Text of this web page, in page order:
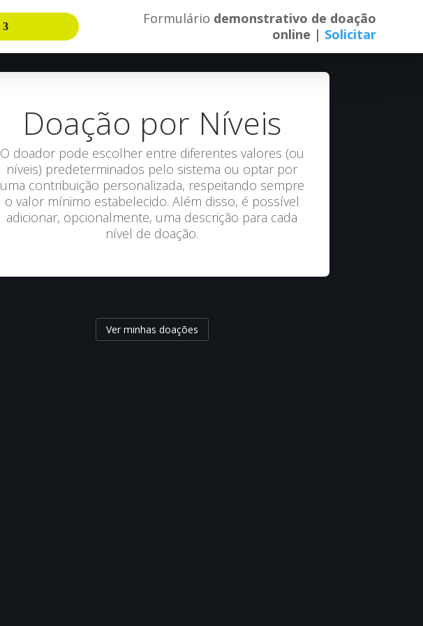
Formulário demonstrativo de doação
online | Solicitar
Doação por Níveis
O doador pode escolher entre diferentes valores (ou
níveis) predeterminados pelo sistema ou optar por
uma contribuição personalizada, respeitando sempre
o valor mínimo estabelecido. Além disso, é possível
adicionar, opcionalmente, uma descrição para cada
nível de doação.
Ver minhas doações